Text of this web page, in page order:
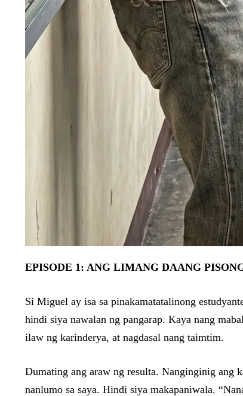
EPISODE 1: ANG LIMANG DAANG
Si Miguel ay isa sa pinakamatatalinong
hindi siya nawalan ng pangarap. Kaya nang
ilaw ng karinderya, at nagdasal nang taimtim.
Dumating ang araw ng resulta. Nanginginig ang
nanlumo sa saya. Hindi siya makapaniwala.